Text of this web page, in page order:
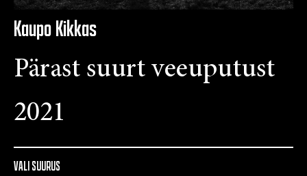
Kaupo Kikkas
Pärast suurt veeuputust
2021
VALI SUURUS